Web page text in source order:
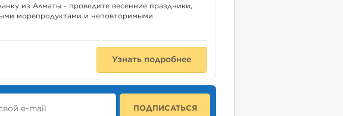
из Алматы - проведите весенние праздники,
морепродуктами и неповторимыми
Узнать подробнее
ПОДПИСАТЬСЯ